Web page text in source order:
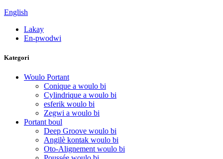
English
Lakay
En-pwodwi
Kategori
Woulo Portant
Conique a woulo bi
Cylindrique a woulo bi
esferik woulo bi
Zegwi a woulo bi
Portant boul
Deep Groove woulo bi
Angilè kontak woulo bi
Oto-Alignement woulo bi